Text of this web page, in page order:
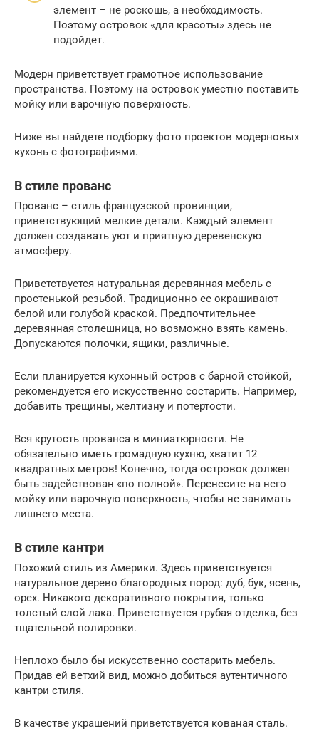
элемент – не роскошь, а необходимость.
Поэтому островок «для красоты» здесь не
подойдет.
Модерн приветствует грамотное использование
пространства. Поэтому на островок уместно поставить
мойку или варочную поверхность.
Ниже вы найдете подборку фото проектов модерновых
кухонь с фотографиями.
В стиле прованс
Прованс – стиль французской провинции,
приветствующий мелкие детали. Каждый элемент
должен создавать уют и приятную деревенскую
атмосферу.
Приветствуется натуральная деревянная мебель с
простенькой резьбой. Традиционно ее окрашивают
белой или голубой краской. Предпочтительнее
деревянная столешница, но возможно взять камень.
Допускаются полочки, ящики, различные.
Если планируется кухонный остров с барной стойкой,
рекомендуется его искусственно состарить. Например,
добавить трещины, желтизну и потертости.
Вся крутость прованса в миниатюрности. Не
обязательно иметь громадную кухню, хватит 12
квадратных метров! Конечно, тогда островок должен
быть задействован «по полной». Перенесите на него
мойку или варочную поверхность, чтобы не занимать
лишнего места.
В стиле кантри
Похожий стиль из Америки. Здесь приветствуется
натуральное дерево благородных пород: дуб, бук, ясень,
орех. Никакого декоративного покрытия, только
толстый слой лака. Приветствуется грубая отделка, без
тщательной полировки.
Неплохо было бы искусственно состарить мебель.
Придав ей ветхий вид, можно добиться аутентичного
кантри стиля.
В качестве украшений приветствуется кованая сталь.